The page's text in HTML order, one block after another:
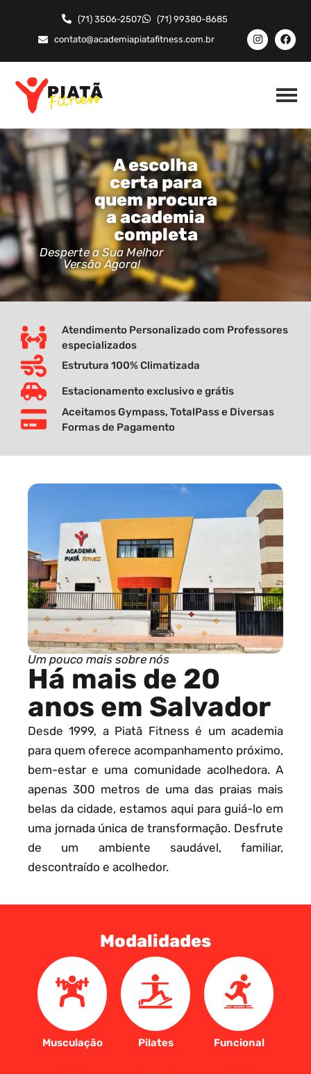
(71) 3506-2507
(71) 99380-8685
contato@academiapiatafitness.com.br
A escolha
certa para
quem procura
a academia
completa
Desperte a Sua Melhor
Versão Agora!
Atendimento Personalizado com Professores
especializados
Estrutura 100% Climatizada
Estacionamento exclusivo e grátis
Aceitamos Gympass, TotalPass e Diversas
Formas de Pagamento
Um pouco mais sobre nós
Há mais de 20
anos em Salvador
Desde 1999, a Piatã Fitness é um academia
para quem oferece acompanhamento próximo,
bem-estar e uma comunidade acolhedora. A
apenas 300 metros de uma das praias mais
belas da cidade, estamos aqui para guiá-lo em
uma jornada única de transformação. Desfrute
de um ambiente saudável, familiar,
descontraído e acolhedor.
Modalidades
Musculação Pilates Funcional